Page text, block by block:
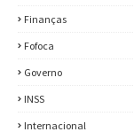
Finanças
Fofoca
Governo
INSS
Internacional